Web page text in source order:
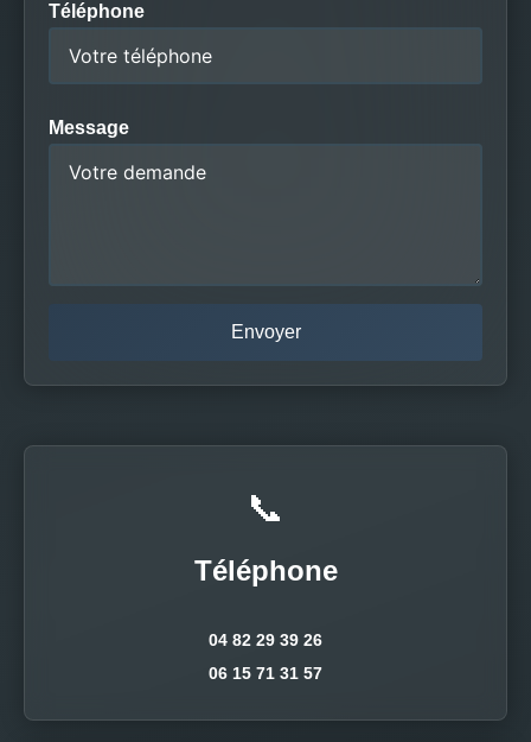
Téléphone
Message
📞
Téléphone
04 82 29 39 26
06 15 71 31 57